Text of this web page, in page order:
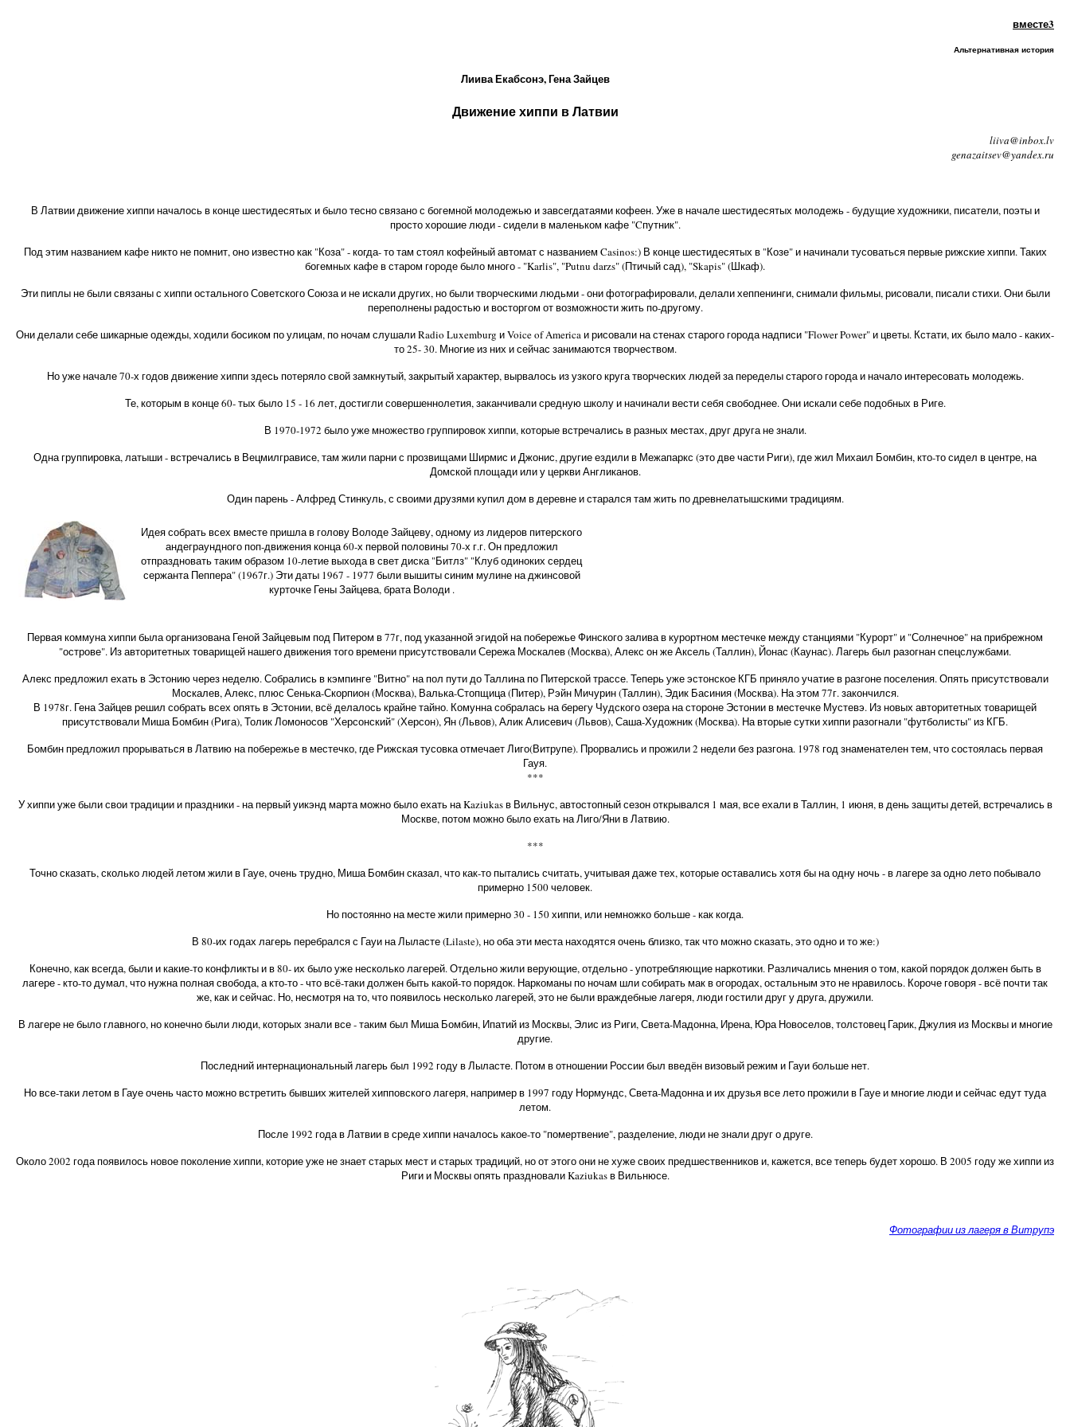
вместе3
Альтернативная история
Лиива Екабсонэ, Гена Зайцев
Движение хиппи в Латвии
liiva@inbox.lv
genazaitsev@yandex.ru
В Латвии движение хиппи началось в конце шестидесятых и было тесно связано с богемной молодежью и завсегдатаями кофеен. Уже в начале шестидесятых молодежь - будущие художники, писатели, поэты и
просто хорошие люди - сидели в маленьком кафе "Cпутник".
Под этим названием кафе никто не помнит, оно известно как "Коза" - когда- то там стоял кофейный автомат с названием Casinos:) В конце шестидесятых в "Козе" и начинали тусоваться первые рижские хиппи. Таких
богемных кафе в старом городе было много - "Karlis", "Putnu darzs" (Птичый сад), "Skapis" (Шкаф).
Эти пиплы не были связаны с хиппи остального Советского Союза и не искали других, но были творческими людьми - они фотографировали, делали хеппенинги, снимали фильмы, рисовали, писали стихи. Они были
переполнены радостью и восторгом от возможности жить по-другому.
Они делали себе шикарные одежды, ходили босиком по улицам, по ночам слушали Radio Luxemburg и Voice of America и рисовали на стенах старого города надписи "Flower Power" и цветы. Кстати, их было мало - каких-
то 25- 30. Многие из них и сейчас занимаются творчеством.
Но уже начале 70-х годов движение хиппи здесь потеряло свой замкнутый, закрытый характер, вырвалось из узкого круга творческих людей за переделы старого города и начало интересовать молодежь.
Те, которым в конце 60- тых было 15 - 16 лет, достигли совершеннолетия, заканчивали средную школу и начинали вести себя свободнее. Они искали себе подобных в Риге.
В 1970-1972 было уже множество группировок хиппи, которые встречались в разных местах, друг друга не знали.
Одна группировка, латыши - встречались в Вецмилгрависе, там жили парни с прозвищами Ширмис и Джонис, другие ездили в Межапаркс (это две части Риги), где жил Михаил Бомбин, кто-то сидел в центре, на
Домской площади или у церкви Англиканов.
Один парень - Алфред Стинкуль, с своими друзями купил дом в деревне и старался там жить по древнелатышскими традициям.
Идея собрать всех вместе пришла в голову Володе Зайцеву, одному из лидеров питерского
андеграундного поп-движения конца 60-х первой половины 70-х г.г. Он предложил
отпраздновать таким образом 10-летие выхода в свет диска "Битлз" "Клуб одиноких сердец
сержанта Пеппера" (1967г.) Эти даты 1967 - 1977 были вышиты синим мулине на джинсовой
курточке Гены Зайцева, брата Володи .
Первая коммуна хиппи была организована Геной Зайцевым под Питером в 77г, под указанной эгидой на побережье Финского залива в курортном местечке между станциями "Курорт" и "Солнечное" на прибрежном
"острове". Из авторитетных товарищей нашего движения того времени присутствовали Сережа Москалев (Москва), Алекс он же Аксель (Таллин), Йонас (Каунас). Лагерь был разогнан спецслужбами.
Алекс предложил ехать в Эстонию через неделю. Собрались в кэмпинге "Витно" на пол пути до Таллина по Питерской трассе. Теперь уже эстонское КГБ приняло учатие в разгоне поселения. Опять присутствовали
Москалев, Алекс, плюс Сенька-Скорпион (Москва), Валька-Стопщица (Питер), Рэйн Мичурин (Таллин), Эдик Басиния (Москва). На этом 77г. закончился.
В 1978г. Гена Зайцев решил собрать всех опять в Эстонии, всё делалось крайне тайно. Комунна собралась на берегу Чудского озера на стороне Эстонии в местечке Мустевэ. Из новых авторитетных товарищей
присутствовали Миша Бомбин (Рига), Толик Ломоносов "Херсонский" (Херсон), Ян (Львов), Алик Алисевич (Львов), Саша-Художник (Москва). На вторые сутки хиппи разогнали "футболисты" из КГБ.
Бомбин предложил прорываться в Латвию на побережье в местечко, где Рижская тусовка отмечает Лиго(Витрупе). Прорвались и прожили 2 недели без разгона. 1978 год знаменателен тем, что состоялась первая
Гауя.
***
У хиппи уже были свои традиции и праздники - на первый уикэнд марта можно было ехать на Kaziukas в Вильнус, автостопный сезон открывался 1 мая, все ехали в Таллин, 1 июня, в день защиты детей, встречались в
Москве, потом можно было ехать на Лиго/Яни в Латвию.
***
Точно сказать, сколько людей летом жили в Гауе, очень трудно, Миша Бомбин сказал, что как-то пытались считать, учитывая даже тех, которые оставались хотя бы на одну ночь - в лагере за одно лето побывало
примерно 1500 человек.
Но постоянно на месте жили примерно 30 - 150 хиппи, или немножко больше - как когда.
В 80-их годах лагерь перебрался с Гауи на Лыласте (Lilaste), но оба эти места находятся очень близко, так что можно сказать, это одно и то же:)
Конечно, как всегда, были и какие-то конфликты и в 80- их было уже несколько лагерей. Отдельно жили верующие, отдельно - употребляющие наркотики. Различались мнения о том, какой порядок должен быть в
лагере - кто-то думал, что нужна полная свобода, а кто-то - что всё-таки должен быть какой-то порядок. Наркоманы по ночам шли собирать мак в огородах, остальным это не нравилось. Короче говоря - всё почти так
же, как и сейчас. Но, несмотря на то, что появилось несколько лагерей, это не были враждебные лагеря, люди гостили друг у друга, дружили.
В лагере не было главного, но конечно были люди, которых знали все - таким был Миша Бомбин, Ипатий из Москвы, Элис из Риги, Света-Мадонна, Ирена, Юра Новоселов, толстовец Гарик, Джулия из Москвы и многие
другие.
Последний интернациональный лагерь был 1992 году в Лыласте. Потом в отношении России был введён визовый режим и Гауи больше нет.
Но все-таки летом в Гауе очень часто можно встретить бывших жителей хипповского лагеря, например в 1997 году Нормундс, Света-Мадонна и их друзья все лето прожили в Гауе и многие люди и сейчас едут туда
летом.
После 1992 года в Латвии в среде хиппи началось какое-то "помертвение", разделение, люди не знали друг о друге.
Около 2002 года появилось новое поколение хиппи, которие уже не знает старых мест и старых традиций, но от этого они не хуже своих предшественников и, кажется, все теперь будет хорошо. В 2005 году же хиппи из
Риги и Москвы опять праздновали Kaziukas в Вильнюсе.
Фотографии из лагеря в Витрупэ